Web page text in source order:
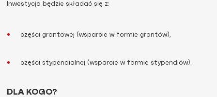
Inwestycja będzie składać się z:
części grantowej (wsparcie w formie grantów),
części stypendialnej (wsparcie w formie stypendiów).
DLA KOGO?